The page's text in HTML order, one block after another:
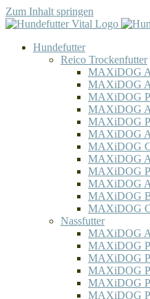
Zum Inhalt springen
Hundefutter
Reico Trockenfutter
MAXiDOG
MAXiDOG
MAXiDOG
MAXiDOG
MAXiDOG
MAXiDOG
MAXiDOG
MAXiDOG
MAXiDOG
MAXiDOG
MAXiDOG
MAXiDOG
Nassfutter
MAXiDOG
MAXiDOG
MAXiDOG
MAXiDOG
MAXiDOG
MAXiDOG